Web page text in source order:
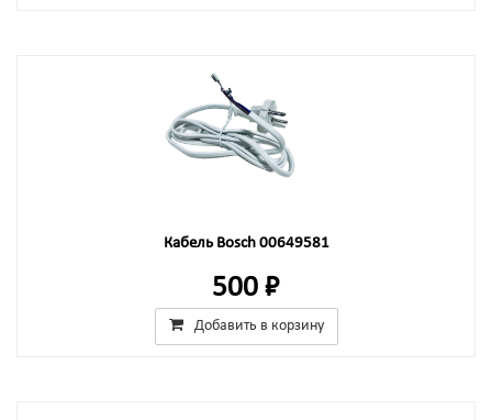
Кабель Bosch 00649581
500 ₽
Добавить в корзину